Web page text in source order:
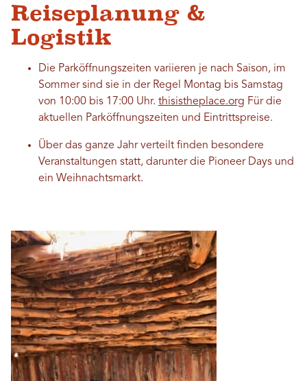
Reiseplanung &
Logistik
Die Parköffnungszeiten variieren je nach Saison, im
Sommer sind sie in der Regel Montag bis Samstag
von 10:00 bis 17:00 Uhr. thisistheplace.org Für die
aktuellen Parköffnungszeiten und Eintrittspreise.
Über das ganze Jahr verteilt finden besondere
Veranstaltungen statt, darunter die Pioneer Days und
ein Weihnachtsmarkt.